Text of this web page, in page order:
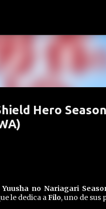
Hero
no Nariagari
le dedica aFilo, uno de sus